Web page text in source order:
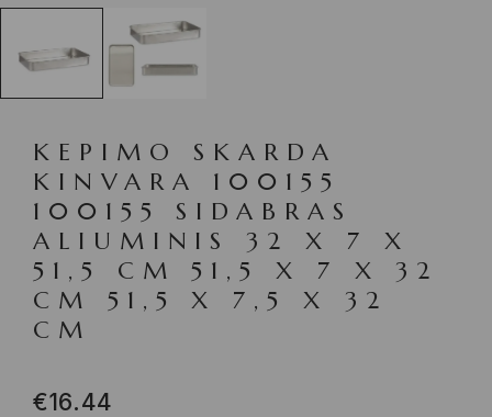
KEPIMO SKARDA
KINVARA 100155
100155 SIDABRAS
ALIUMINIS 32 X 7 X
51,5 CM 51,5 X 7 X 32
CM 51,5 X 7,5 X 32
CM
€16.44